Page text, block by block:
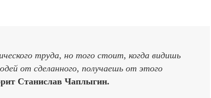
труда, но того стоит, когда видишь
от сделанного, получаешь от этого
Станислав Чаплыгин.